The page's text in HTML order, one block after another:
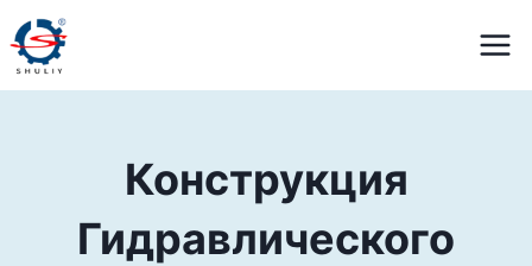
Перейти
к
содержимому
Конструкция
Гидравлического